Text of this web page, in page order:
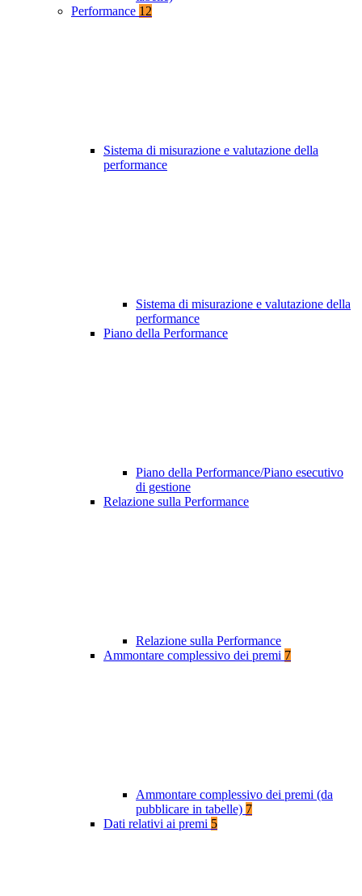
Performance 12
Sistema di misurazione e valutazione della
performance
Sistema di misurazione e valutazione della
performance
Piano della Performance
Piano della Performance/Piano esecutivo
di gestione
Relazione sulla Performance
Relazione sulla Performance
Ammontare complessivo dei premi 7
Ammontare complessivo dei premi (da
pubblicare in tabelle) 7
Dati relativi ai premi 5